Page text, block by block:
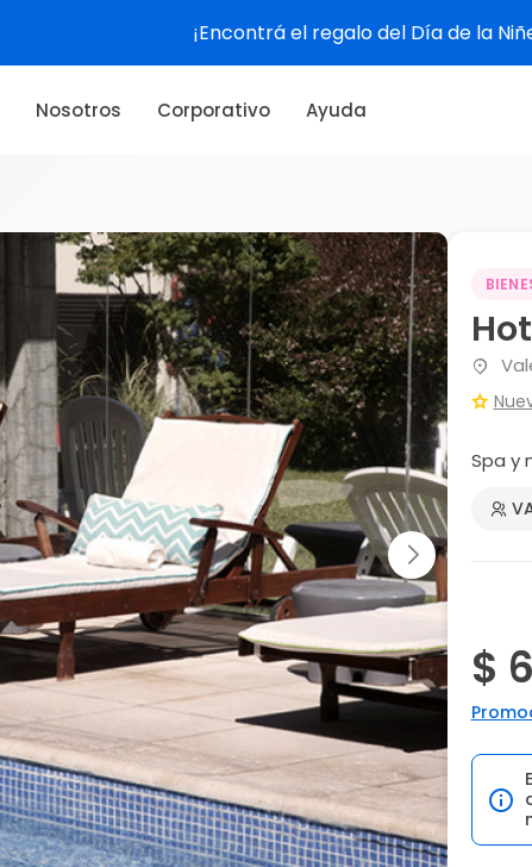
¡Encontrá el regalo del Día de la
Nosotros Corporativo Ayuda
Spa y
$